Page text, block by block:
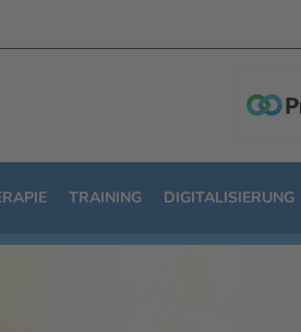
TRAINING DIGITALISIERUNG